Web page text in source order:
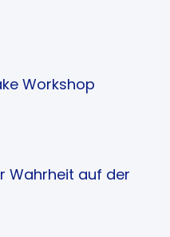
Workshop
Wahrheit auf der